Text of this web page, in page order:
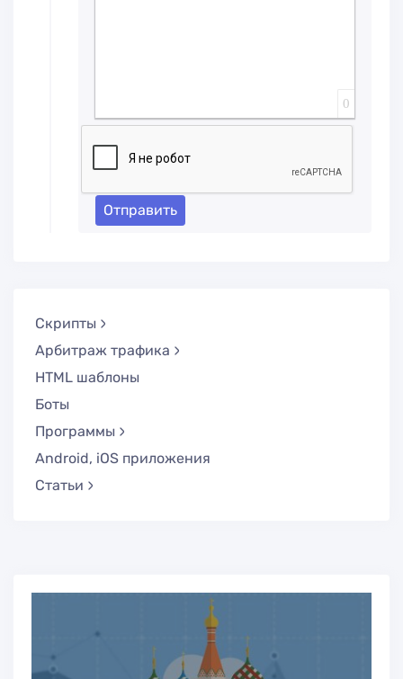
0
Отправить
Скрипты
Арбитраж трафика
HTML шаблоны
Боты
Программы
Android, iOS приложения
Статьи